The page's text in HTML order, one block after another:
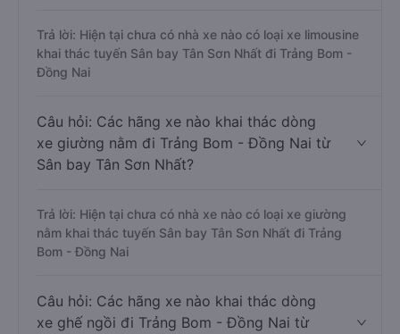
Trả lời: Hiện tại chưa có nhà xe nào có loại xe limousine
khai thác tuyến Sân bay Tân Sơn Nhất đi Trảng Bom -
Đồng Nai
Câu hỏi: Các hãng xe nào khai thác dòng
xe giường nằm đi Trảng Bom - Đồng Nai từ
Sân bay Tân Sơn Nhất?
Trả lời: Hiện tại chưa có nhà xe nào có loại xe giường
nằm khai thác tuyến Sân bay Tân Sơn Nhất đi Trảng
Bom - Đồng Nai
Câu hỏi: Các hãng xe nào khai thác dòng
xe ghế ngồi đi Trảng Bom - Đồng Nai từ